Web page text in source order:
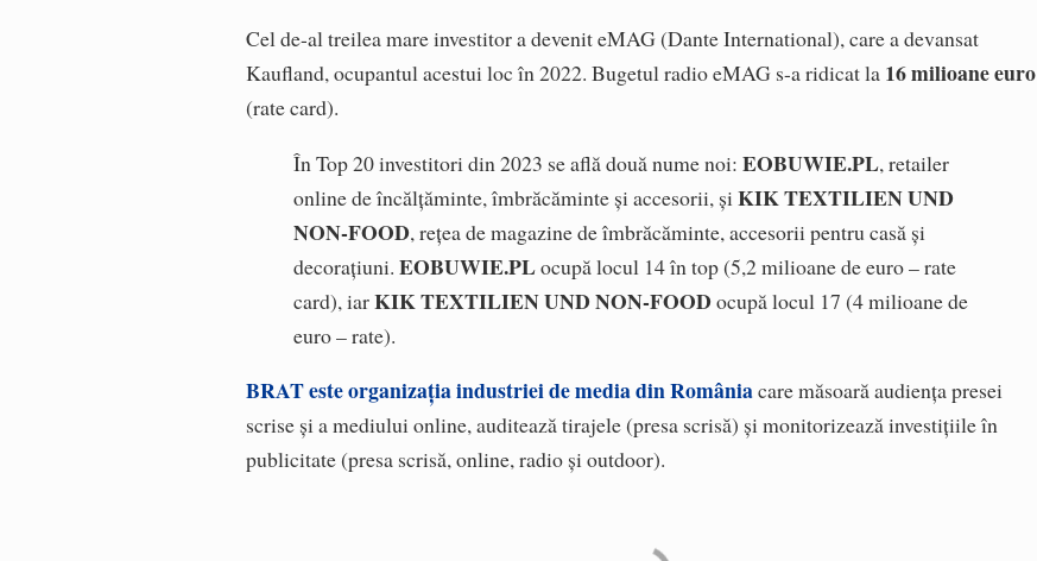
Cel de-al treilea mare investitor a devenit eMAG (Dante International), care a devansat
Kaufland, ocupantul acestui loc în 2022. Bugetul radio eMAG s-a ridicat la 16 milioane euro
(rate card).
În Top 20 investitori din 2023 se află două nume noi:EOBUWIE.PL, retailer
online de încălțăminte, îmbrăcăminte și accesorii, șiKIK TEXTILIEN UND
NON-FOOD, rețea de magazine de îmbrăcăminte, accesorii pentru casă și
decorațiuni.EOBUWIE.PLocupă locul 14 în top (5,2 milioane de euro – rate
card), iarKIK TEXTILIEN UND NON-FOODocupă locul 17 (4 milioane de
euro – rate).
BRAT este organizația industriei de media din Româniacare măsoară audiența presei
scrise și a mediului online, auditează tirajele (presa scrisă) și monitorizează investițiile în
publicitate (presa scrisă, online, radio și outdoor).